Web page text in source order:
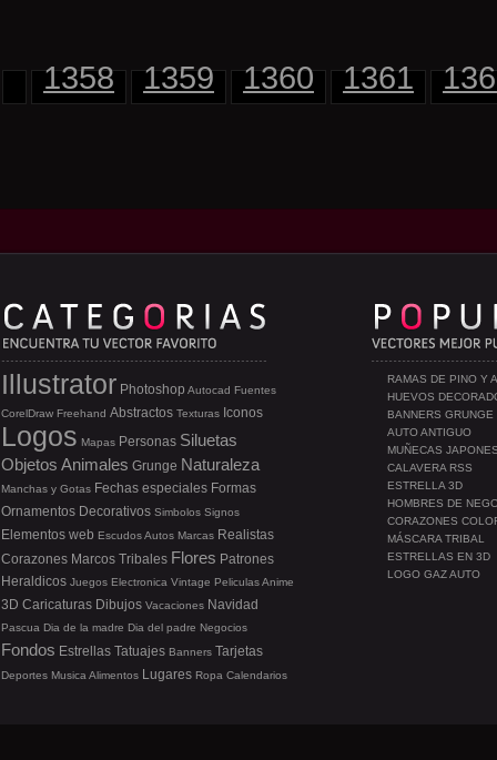
1358 1359 1360 1361
RAMAS DE PINO Y
HUEVOS
BANNERS GRUNGE
AUTO ANTIGUO
MUÑECAS
CALAVERA RSS
ESTRELLA 3D
HOMBRES DE
CORAZONES
MÁSCARA TRIBAL
ESTRELLAS EN 3D
LOGO GAZ AUTO
Illustrator Photoshop Autocad Fuentes
CorelDraw Freehand Abstractos Texturas Iconos
Logos Mapas Personas Siluetas
Objetos Animales Grunge Naturaleza
Manchas y Gotas Fechas especiales Formas
Ornamentos Decorativos Simbolos Signos
Elementos web EscudosAutos Marcas Realistas
Corazones Marcos Tribales Flores Patrones
Heraldicos Juegos Electronica Vintage PeliculasAnime
3D Caricaturas Dibujos Vacaciones Navidad
Pascua Dia de la madre Dia del padre Negocios
Fondos Estrellas Tatuajes Banners Tarjetas
Deportes Musica Alimentos Lugares Ropa Calendarios